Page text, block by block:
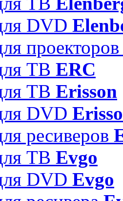
DVD
ТВ ERC
ТВ Erisson
DVD
ресиверов
ТВ Evgo
DVD Evgo